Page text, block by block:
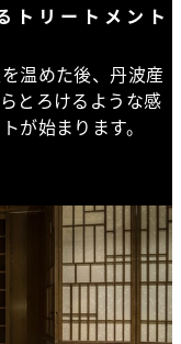
トリートメント
温めた後、丹波産
とろけるような感
が始まります。